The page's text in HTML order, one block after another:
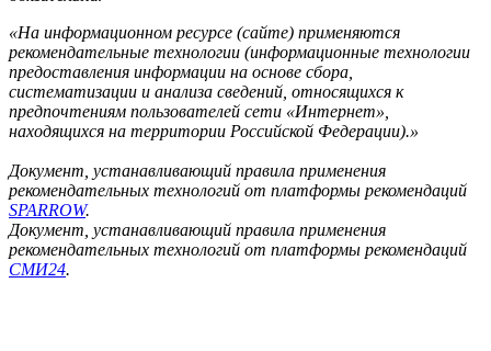
«На информационном ресурсе (сайте) применяются
рекомендательные технологии (информационные технологии
предоставления информации на основе сбора,
систематизации и анализа сведений, относящихся к
предпочтениям пользователей сети «Интернет»,
находящихся на территории Российской Федерации).»
Документ, устанавливающий правила применения
рекомендательных технологий от платформы рекомендаций
SPARROW.
Документ, устанавливающий правила применения
рекомендательных технологий от платформы рекомендаций
СМИ24.